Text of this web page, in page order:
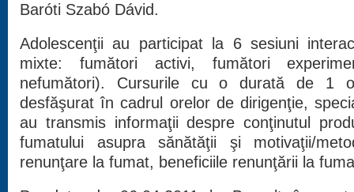
Baróti Szabó Dávid.
Adolescenţii au participat la 6 sesiuni
mixte: fumători activi, fumători
nefumători). Cursurile cu o durată de 1
desfăşurat în cadrul orelor de dirigenţie,
au transmis informaţii despre conţinutul
fumatului asupra sănătăţii şi motivaţii/
renunţare la fumat, beneficiile renunţării la